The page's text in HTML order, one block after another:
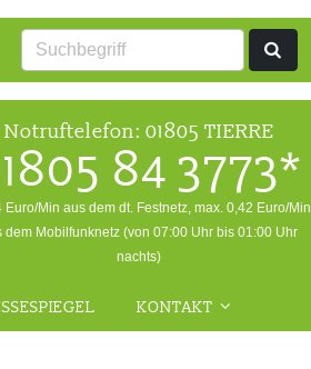
Notruftelefon: 01805 TIERRE
84 3773*
Euro/Min aus dem dt. Festnetz, max. 0,42 Euro/Min
dem Mobilfunknetz (von 07:00 Uhr bis 01:00 Uhr
nachts)
KONTAKT